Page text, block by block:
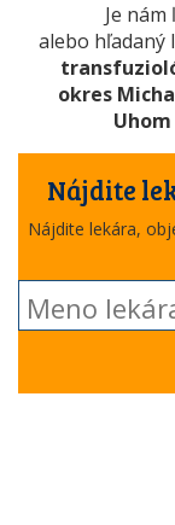
Je
alebo hľadaný
okres
Uhom
Nájdite
Nájdite lekára,